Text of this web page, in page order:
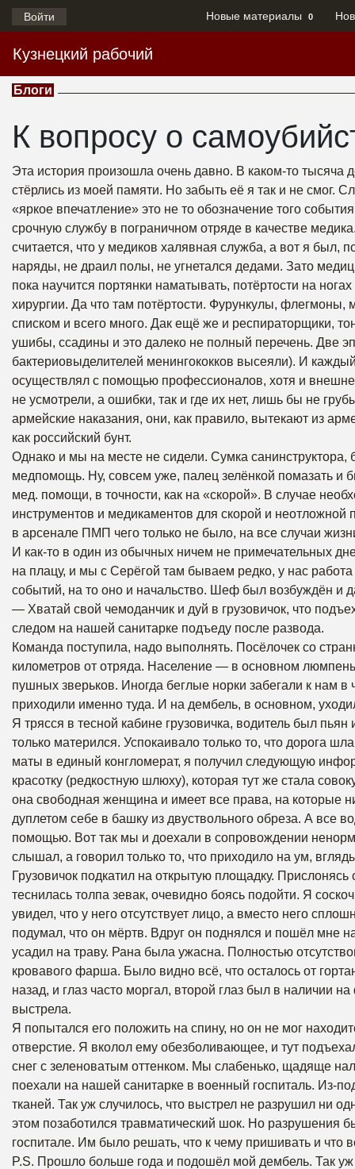
Войти Новые материалы 0
Кузнецкий рабочий
Блоги
К вопросу о
Эта история произошла очень давно. В каком-то тысяча
стёрлись из моей памяти. Но забыть её я так и не смог.
«яркое впечатление» это не то обозначение того
срочную службу в пограничном отряде в качестве
считается, что у медиков халявная служба, а вот я
наряды, не драил полы, не угнетался дедами. Зато
пока научится портянки наматывать, потёртости на
хирургии. Да что там потёртости. Фурункулы,
списком и всего много. Дак ещё же и респираторщики,
ушибы, ссадины и это далеко не полный перечень. Две
бактериовыделителей менингококков высеяли). И
осуществлял с помощью профессионалов, хотя и
не усмотрели, а ошибки, так и где их нет, лишь бы не
армейские наказания, они, как правило, вытекают из
как российский бунт.
Однако и мы на месте не сидели. Сумка
медпомощь. Ну, совсем уже, палец зелёнкой помазать и
мед. помощи, в точности, как на «скорой». В случае
инструментов и медикаментов для скорой и
в арсенале ПМП чего только не было, на все случаи
И как-то в один из обычных ничем не примечательных
на плацу, и мы с Серёгой там бываем редко, у нас
событий, на то оно и начальство. Шеф был возбуждён и
— Хватай свой чемоданчик и дуй в грузовичок, что
следом на нашей санитарке подъеду после развода.
Команда поступила, надо выполнять. Посёлочек со
километров от отряда. Население — в основном
пушных зверьков. Иногда беглые норки забегали к нам
приходили именно туда. И на дембель, в основном,
Я трясся в тесной кабине грузовичка, водитель был
только матерился. Успокаивало только то, что дорога
маты в единый конгломерат, я получил следующую
красотку (редкостную шлюху), которая тут же стала
она свободная женщина и имеет все права, на которые
дуплетом себе в башку из двуствольного обреза. А все
помощью. Вот так мы и доехали в сопровождении
слышал, а говорил только то, что приходило на ум,
Грузовичок подкатил на открытую площадку.
теснилась толпа зевак, очевидно боясь подойти. Я
увидел, что у него отсутствует лицо, а вместо него
подумал, что он мёртв. Вдруг он поднялся и пошёл мне
усадил на траву. Рана была ужасна. Полностью
кровавого фарша. Было видно всё, что осталось от
назад, и глаз часто моргал, второй глаз был в наличии
выстрела.
Я попытался его положить на спину, но он не мог
отверстие. Я вколол ему обезболивающее, и тут
снег с зеленоватым оттенком. Мы слабенько, щадяще
поехали на нашей санитарке в военный госпиталь. Из-
тканей. Так уж случилось, что выстрел не разрушил ни
этом позаботился травматический шок. Но разрушения
госпитале. Им было решать, что к чему пришивать и что
P.S. Прошло больше года и подошёл мой дембель. Так уж